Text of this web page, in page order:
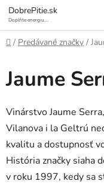
Prejsť
na
obsah
DobrePitie.sk
Doplňte energiu,
Domov
/ Predávané značky /
Jaume
Vinárstvo Jaume
Vilanova i la Geltrú
kvalitu a dostupnosť
História značky siaha
v roku 1997, kedy sa